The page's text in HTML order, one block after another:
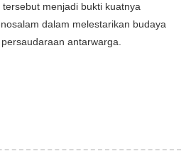
menjadi bukti kuatnya
dalam melestarikan budaya
antarwarga.